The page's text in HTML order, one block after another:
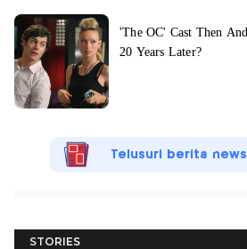
Telusuri berita